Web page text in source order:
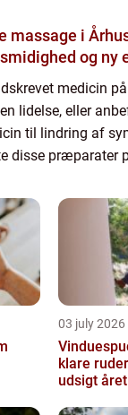
i Århus
og ny
medicin
lidelse, eller
til lindring af
disse præparater
03 july 2026
klare
udsigt